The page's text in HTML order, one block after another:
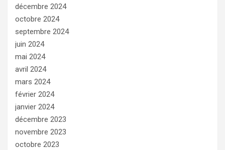
décembre 2024
octobre 2024
septembre 2024
juin 2024
mai 2024
avril 2024
mars 2024
février 2024
janvier 2024
décembre 2023
novembre 2023
octobre 2023